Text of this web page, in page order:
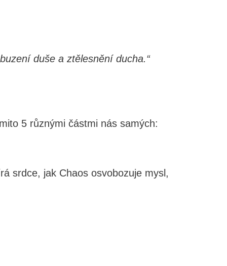
duše a ztělesnění ducha.“
5 různými částmi nás samých:
srdce, jak Chaos osvobozuje mysl,